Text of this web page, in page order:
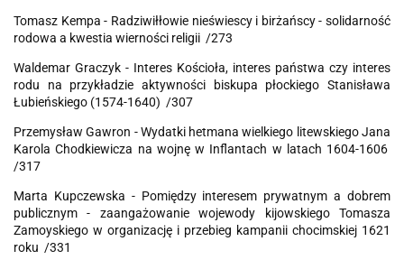
Tomasz Kempa - Radziwiłłowie nieświescy i birżańscy - solidarność
rodowa a kwestia wierności religii /273
Waldemar Graczyk - Interes Kościoła, interes państwa czy interes
rodu na przykładzie aktywności biskupa płockiego Stanisława
Łubieńskiego (1574-1640) /307
Przemysław Gawron - Wydatki hetmana wielkiego litewskiego Jana
Karola Chodkiewicza na wojnę w Inflantach w latach 1604-1606
/317
Marta Kupczewska - Pomiędzy interesem prywatnym a dobrem
publicznym - zaangażowanie wojewody kijowskiego Tomasza
Zamoyskiego w organizację i przebieg kampanii chocimskiej 1621
roku /331